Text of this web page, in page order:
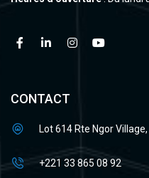
CONTACT
Lot 614 Rte Ngor
+221 33 865 08 92